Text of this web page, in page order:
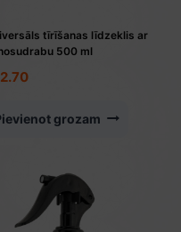
tīrīšanas līdzeklis ar
500 ml
grozam